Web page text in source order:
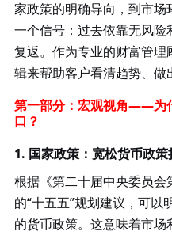
家政策的明确导向，到市
一个信号：过去依靠无风
复返。作为专业的财富管
辑来帮助客户看清趋势、做
第一部分：宏观视角——为
口？
1. 国家政策：宽松货币政策
根据《第二十届中央委员
的“十五五”规划建议，可以
的货币政策。这意味着市